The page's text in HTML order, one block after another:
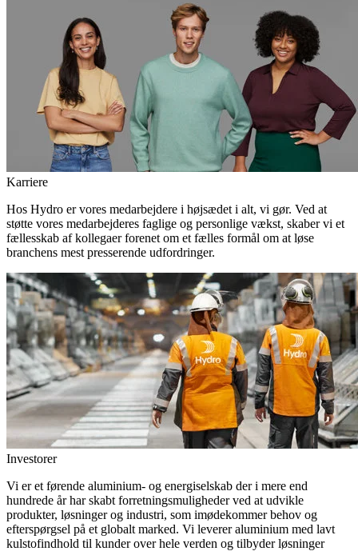
Karriere
Hos Hydro er vores medarbejdere i højsædet i alt, vi gør. Ved at
støtte vores medarbejderes faglige og personlige vækst, skaber vi et
fællesskab af kollegaer forenet om et fælles formål om at løse
branchens mest presserende udfordringer.
Investorer
Vi er et førende aluminium- og energiselskab der i mere end
hundrede år har skabt forretningsmuligheder ved at udvikle
produkter, løsninger og industri, som imødekommer behov og
efterspørgsel på et globalt marked. Vi leverer aluminium med lavt
kulstofindhold til kunder over hele verden og tilbyder løsninger